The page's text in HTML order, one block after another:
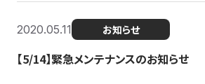
2020.05.11 お知らせ
【5/14】緊急メンテナンスのお知らせ